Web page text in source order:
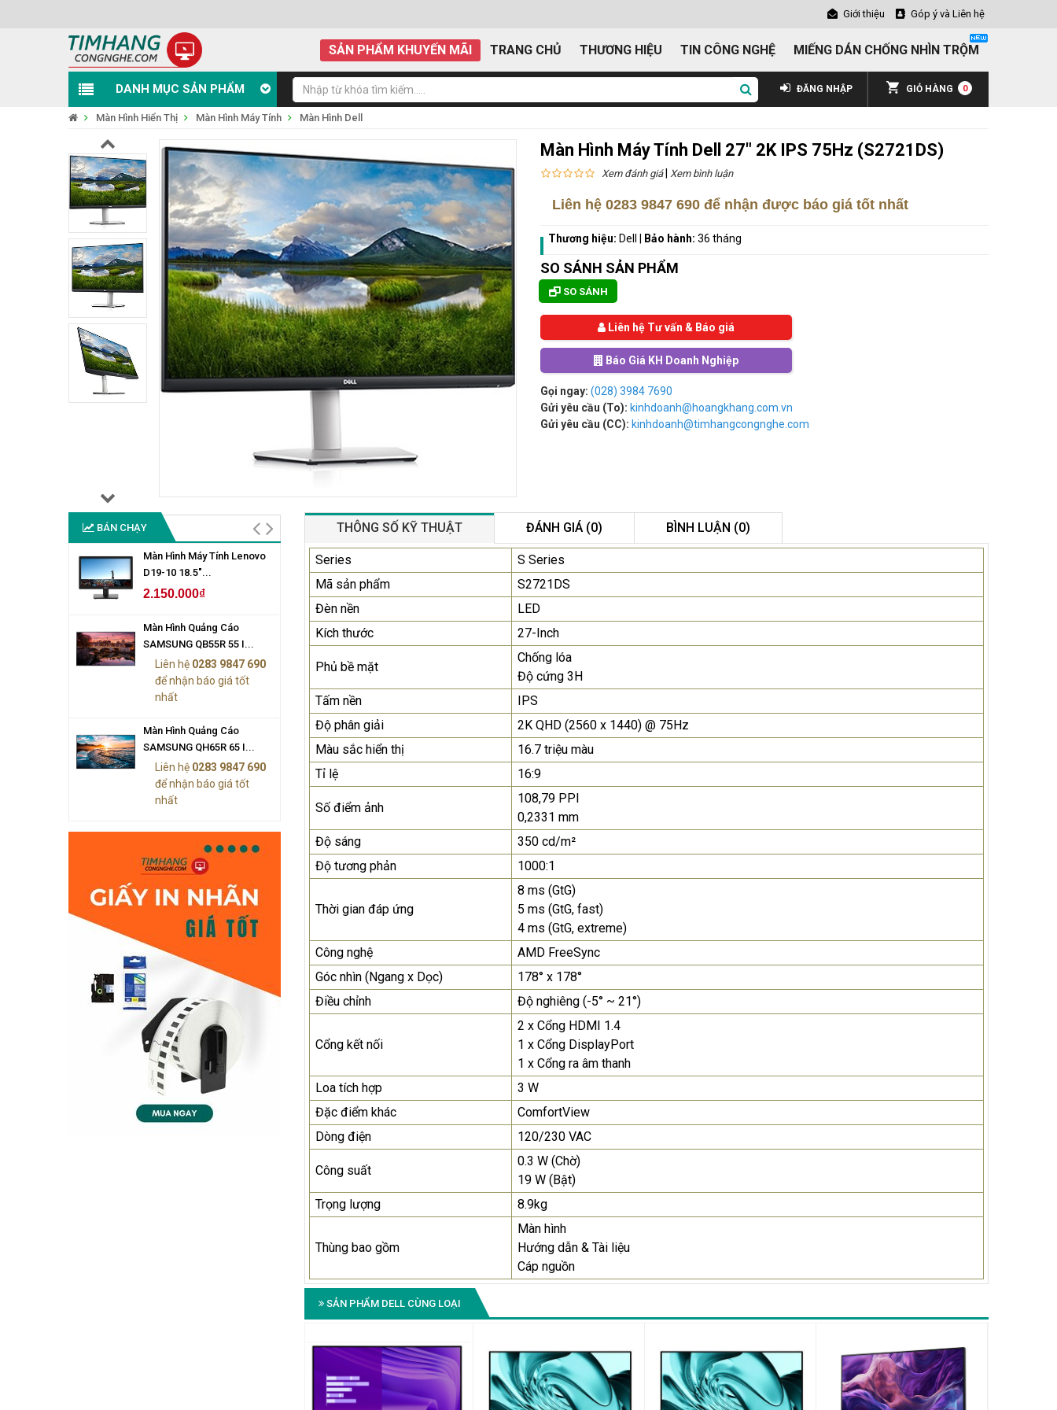
Giới thiệu Góp ý và Liên hệ
SẢN PHẨM KHUYẾN MÃI TRANG CHỦ THƯƠNG HIỆU TIN CÔNG NGHỆ MIẾNG DÁN CHỐNG NHÌN TRỘM
DANH MỤC SẢN PHẨM GIỎ HÀNG 0
ĐĂNG NHẬP
Màn Hình Hiển Thị Màn Hình Máy Tính Màn Hình Dell
Màn Hình Máy Tính Dell 27" 2K IPS 75Hz (S2721DS)
Xem đánh giá| Xem bình luận
Liên hệ 0283 9847 690 để nhận được báo giá tốt nhất
Thương hiệu: Dell Bảo hành: 36 tháng
SO SÁNH SẢN PHẨM
SO SÁNH
Liên hệ Tư vấn & Báo giá
Báo Giá KH Doanh Nghiệp
Gọi ngay: (028) 3984 7690
Gửi yêu cầu (To): kinhdoanh@hoangkhang.com.vn
Gửi yêu cầu (CC): kinhdoanh@timhangcongnghe.com
BÁN CHẠY
Màn Hình Máy Tính Lenovo
D19-10 18.5"...
2.150.000₫
Màn Hình Quảng Cáo
SAMSUNG QB55R 55 I...
Liên hệ 0283 9847 690
để nhận báo giá tốt
nhất
Màn Hình Quảng Cáo
SAMSUNG QH65R 65 I...
Liên hệ 0283 9847 690
để nhận báo giá tốt
nhất
D19-10 18.5"...
2.150.000₫
SAMSUNG QB55R 55 I...
để nhận báo giá tốt
Màn Hình Quảng Cáo
SAMSUNG QH65R 65 I...
để nhận báo giá tốt
nhất
THÔNG SỐ KỸ THUẬT ĐÁNH GIÁ (0) BÌNH LUẬN (0)
Series
S Series
Mã sản phẩm
S2721DS
Đèn nền
LED
Kích thước
27-Inch
Phủ bề mặt
Chống lóa
Độ cứng 3H
Tấm nền
IPS
Độ phân giải
2K QHD (2560 x 1440) @ 75Hz
Màu sắc hiển thị
16.7 triệu màu
Tỉ lệ
16:9
Số điểm ảnh
108,79 PPI
0,2331 mm
Độ sáng
350 cd/m²
Độ tương phản
1000:1
Thời gian đáp ứng
8 ms (GtG)
5 ms (GtG, fast)
4 ms (GtG, extreme)
Công nghệ
AMD FreeSync
Góc nhìn (Ngang x Dọc)
178° x 178°
Điều chỉnh
Độ nghiêng (-5° ~ 21°)
Cổng kết nối
2 x Cổng HDMI 1.4
1 x Cổng DisplayPort
1 x Cổng ra âm thanh
Loa tích hợp
3 W
Đặc điểm khác
ComfortView
Dòng điện
120/230 VAC
Công suất
0.3 W (Chờ)
19 W (Bật)
Trọng lượng
8.9kg
Thùng bao gồm
Màn hình
Hướng dẫn & Tài liệu
Cáp nguồn
SẢN PHẨM DELL CÙNG LOẠI